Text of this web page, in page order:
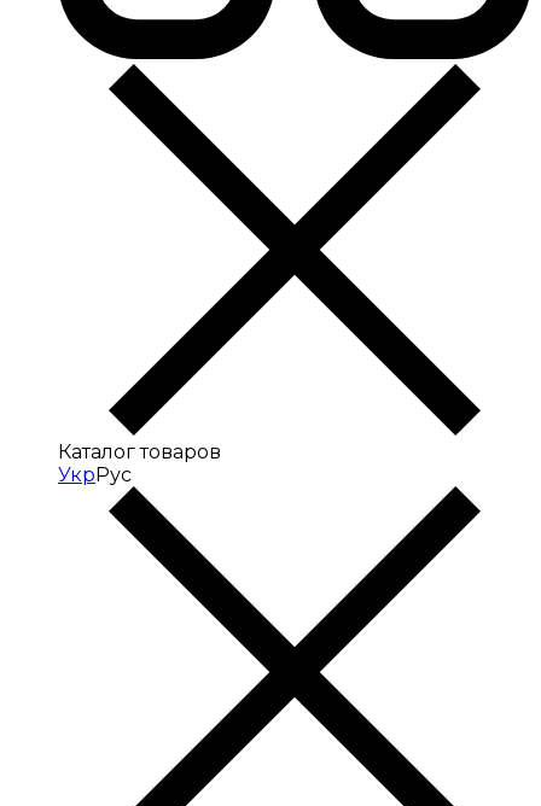
Каталог товаров
УкрРус